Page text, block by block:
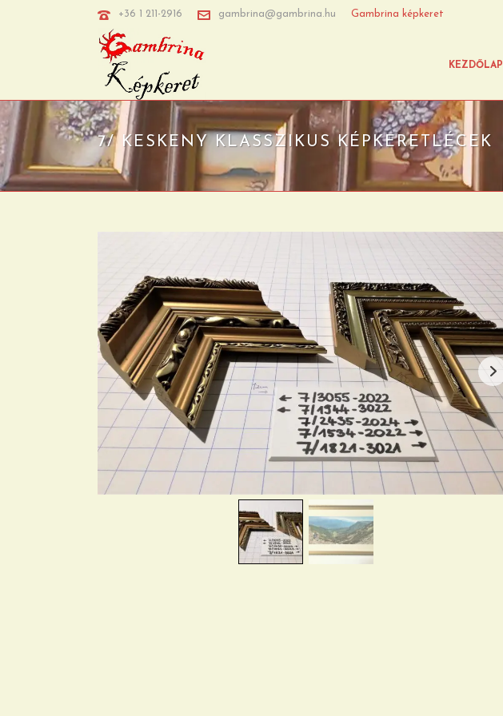
+36 1 211-2916 gambrina@gambrina.hu Gambrina képkeret
KEZDŐLAP
7/ KESKENY KLASSZIKUS KÉPKERETLÉCEK